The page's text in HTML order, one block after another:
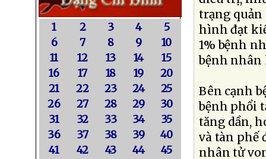
1 2 3 4
5
6
7 8 9
10
11
12 13 14
15
16
17 18 19
20
21
22 23 24
25
26
27 28 29
30
31
32 33 34
35
36
37 38 39
40
41
42 43 44
45
trạng quản
hình đạt
1% bệnh
bệnh nhân
Bên cạnh
bệnh phổi
tăng dần,
và tàn phế
nhân tử